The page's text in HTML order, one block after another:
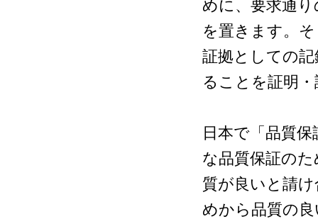
めに、要求通
を置きます。
証拠としての
ることを証明
日本で「品質
な品質保証の
質が良いと請
めから品質の